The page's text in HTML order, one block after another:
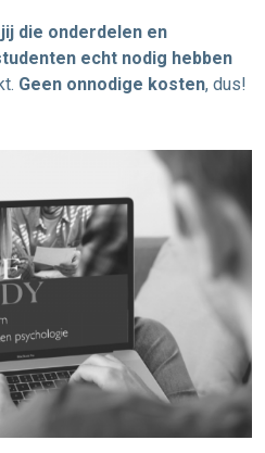
die onderdelen en
echt nodig hebben
Geen onnodige kosten, dus!